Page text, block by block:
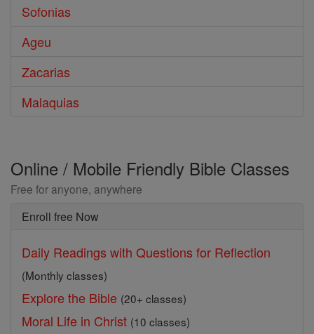
Sofonias
Ageu
Zacarias
Malaquias
Online / Mobile Friendly Bible Classes
Free for anyone, anywhere
Enroll free Now
Daily Readings with Questions for Reflection
(Monthly classes)
Explore the Bible (20+ classes)
Moral Life in Christ (10 classes)